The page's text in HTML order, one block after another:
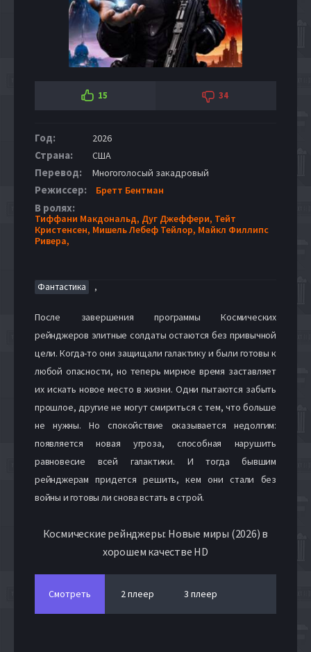
15 34
Год: 2026
Страна: США
Перевод: Многоголосый закадровый
Режиссер: Бретт Бентман
В ролях:
Тиффани Макдональд, Дуг Джеффери, Тейт
Кристенсен, Мишель Лебеф Тейлор, Майкл Филлипс
Ривера,
Фантастика ,
После завершения программы Космических
рейнджеров элитные солдаты остаются без привычной
цели. Когда-то они защищали галактику и были готовы к
любой опасности, но теперь мирное время заставляет
их искать новое место в жизни. Одни пытаются забыть
прошлое, другие не могут смириться с тем, что больше
не нужны. Но спокойствие оказывается недолгим:
появляется новая угроза, способная нарушить
равновесие всей галактики. И тогда бывшим
рейнджерам придется решить, кем они стали без
войны и готовы ли снова встать в строй.
Космические рейнджеры: Новые миры (2026) в
хорошем качестве HD
Смотреть 2 плеер 3 плеер